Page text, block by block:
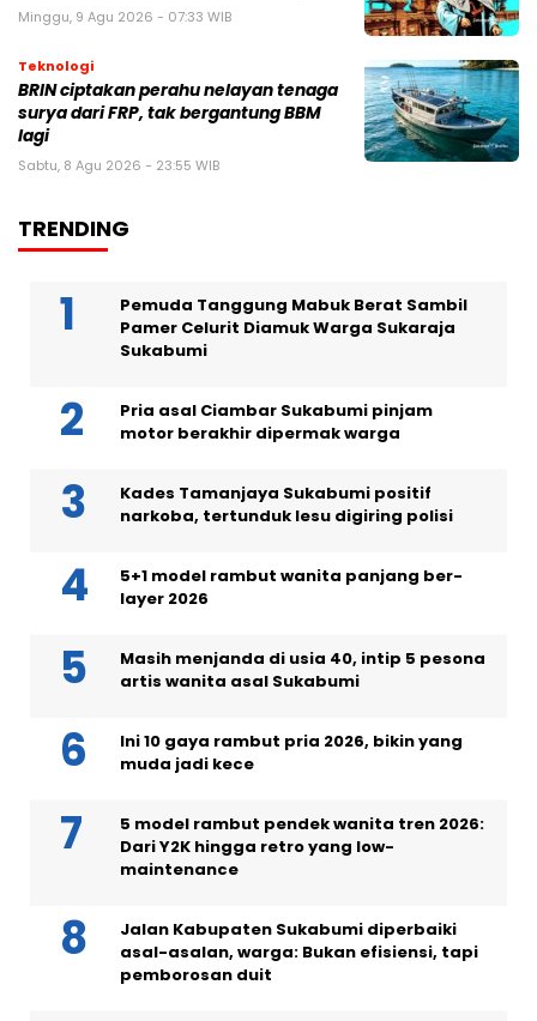
Minggu, 9 Agu 2026 - 07:33 WIB
Teknologi
BRIN ciptakan perahu nelayan tenaga
surya dari FRP, tak bergantung BBM
lagi
Sabtu, 8 Agu 2026 - 23:55 WIB
TRENDING
Pemuda Tanggung Mabuk Berat Sambil
Pamer Celurit Diamuk Warga Sukaraja
Sukabumi
Pria asal Ciambar Sukabumi pinjam
motor berakhir dipermak warga
Kades Tamanjaya Sukabumi positif
narkoba, tertunduk lesu digiring polisi
5+1 model rambut wanita panjang ber-
layer 2026
Masih menjanda di usia 40, intip 5 pesona
artis wanita asal Sukabumi
Ini 10 gaya rambut pria 2026, bikin yang
muda jadi kece
5 model rambut pendek wanita tren 2026:
Dari Y2K hingga retro yang low-
maintenance
Jalan Kabupaten Sukabumi diperbaiki
asal-asalan, warga: Bukan efisiensi, tapi
pemborosan duit